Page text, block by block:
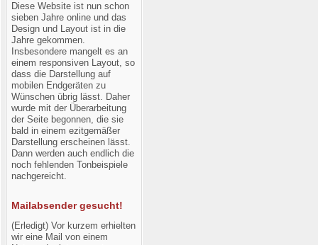
Diese Website ist nun schon
sieben Jahre online und das
Design und Layout ist in die
Jahre gekommen.
Insbesondere mangelt es an
einem responsiven Layout, so
dass die Darstellung auf
mobilen Endgeräten zu
Wünschen übrig lässt. Daher
wurde mit der Überarbeitung
der Seite begonnen, die sie
bald in einem ezitgemäßer
Darstellung erscheinen lässt.
Dann werden auch endlich die
noch fehlenden Tonbeispiele
nachgereicht.
Mailabsender gesucht!
(Erledigt) Vor kurzem erhielten
wir eine Mail von einem